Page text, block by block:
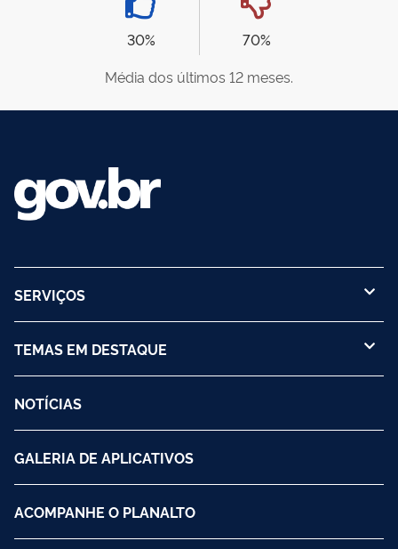
30%
70%
Média dos últimos 12 meses.
SERVIÇOS
TEMAS EM DESTAQUE
NOTÍCIAS
GALERIA DE APLICATIVOS
ACOMPANHE O PLANALTO